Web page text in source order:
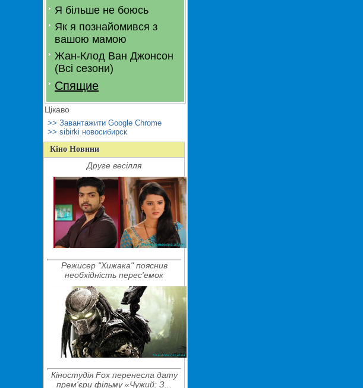
Я більше не боюсь
Як я познайомився з
вашою мамою
Жан-Клод Ван Джонсон
(Всі сезони)
Спящие
Цікаво
>> Завантажити Google Chrome
>> sibirki новосибирск
Кіно Новини
Друге весілля
Режисер "Хижака" пояснив
необхідність перес'емок
Кіностудія Fox перенесла дату
прем'єри фільму «Чужий: З...